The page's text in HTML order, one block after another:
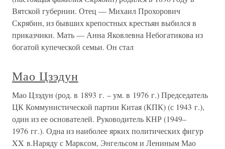
Вятской губернии. Отец — Михаил Прохорович
Скрябин, из бывших крепостных крестьян выбился в
приказчики. Мать — Анна Яковлевна Небогатикова из
богатой купеческой семьи. Он стал
Мао Цзэдун
Мао Цзэдун (род. в 1893 г. – ум. в 1976 г.) Председатель
ЦК Коммунистической партии Китая (КПК) (с 1943 г.),
один из ее основателей. Руководитель КНР (1949–
1976 гг.). Одна из наиболее ярких политических фигур
XX в.Наряду с Марксом, Энгельсом и Лениным Мао